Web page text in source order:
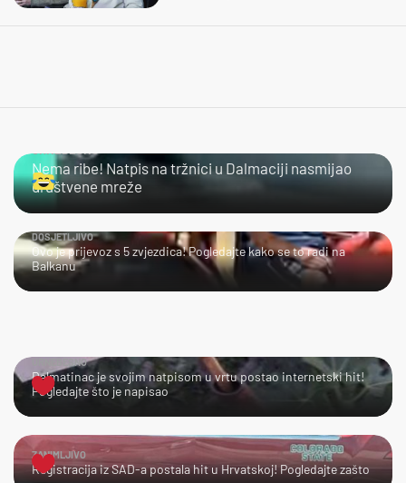
Nema ribe! Natpis na tržnici u Dalmaciji nasmijao
društvene mreže
DOSJETLJIVO
Ovo je prijevoz s 5 zvjezdica! Pogledajte kako se to radi na
Balkanu
URNEBESNO
Dalmatinac je svojim natpisom u vrtu postao internetski hit!
Pogledajte što je napisao
ZANIMLJIVO
Registracija iz SAD-a postala hit u Hrvatskoj! Pogledajte zašto